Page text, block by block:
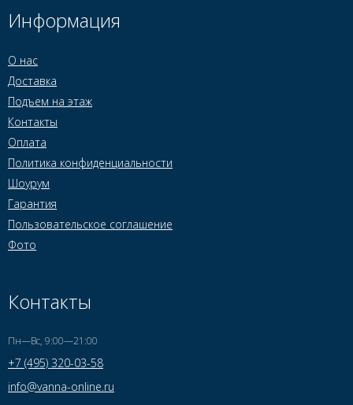
Информация
О нас
Доставка
Подъем на этаж
Контакты
Оплата
Политика конфиденциальности
Шоурум
Гарантия
Пользовательское соглашение
Фото
Контакты
Пн—Вс, 9:00—21:00
+7 (495) 320-03-58
info@vanna-online.ru